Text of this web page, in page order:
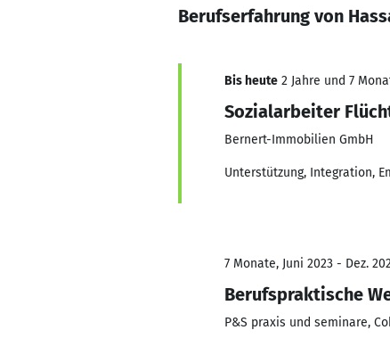
Berufserfahrung von
Bis heute 2 Jahre und 7
Sozialarbeiter
Bernert-Immobilien GmbH
Unterstützung, Integration,
7 Monate, Juni 2023 - Dez.
Berufspraktische
P&S praxis und seminare,